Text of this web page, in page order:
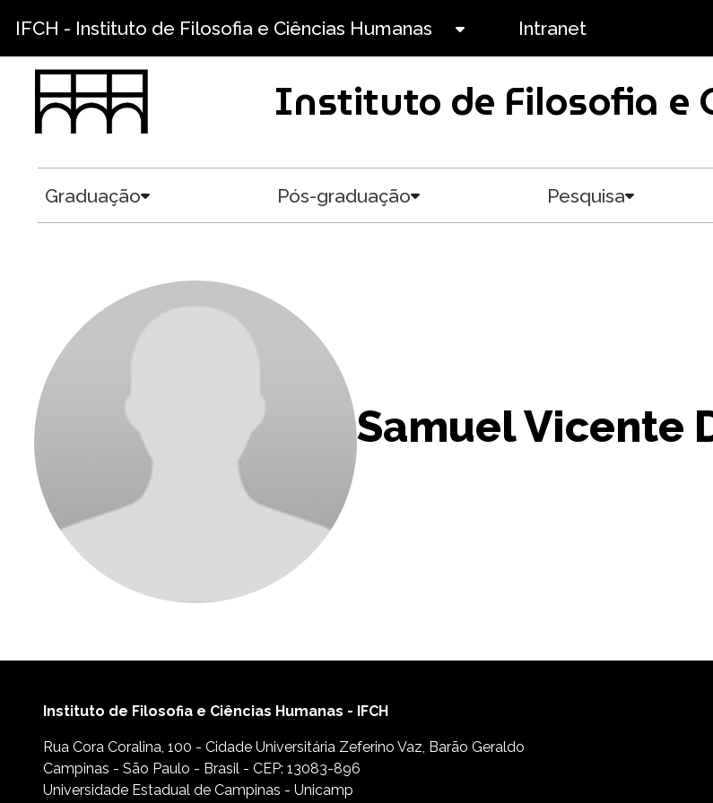
IFCH - Instituto de Filosofia e Ciências Humanas Intranet
Instituto de Filosofia e
Graduação Pós-graduação Pesquisa
Samuel Vicente
Instituto de Filosofia e Ciências Humanas - IFCH
Rua Cora Coralina, 100 - Cidade Universitária Zeferino Vaz, Barão Geraldo
Campinas - São Paulo - Brasil - CEP: 13083-896
Universidade Estadual de Campinas - Unicamp